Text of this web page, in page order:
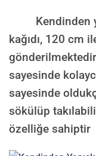
Kendinden
kağıdı, 120 cm
gönderilmektedir.
sayesinde
sayesinde
sökülüp
özelliğe sahiptir